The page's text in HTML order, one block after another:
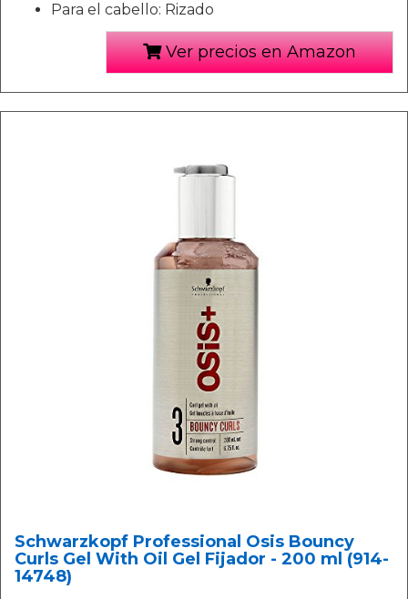
Para el cabello: Rizado
Ver precios en Amazon
Schwarzkopf Professional Osis Bouncy
Curls Gel With Oil Gel Fijador - 200 ml (914-
14748)